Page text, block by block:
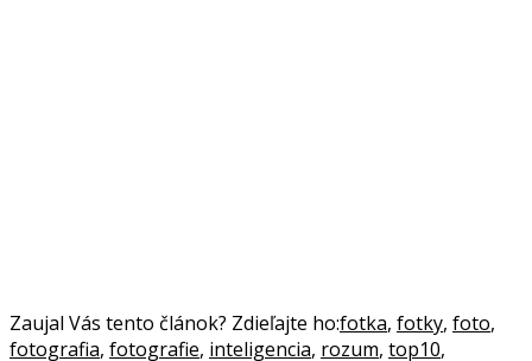
Zaujal Vás tento článok? Zdieľajte ho:fotka, fotky, foto,
fotografia, fotografie, inteligencia, rozum, top10,